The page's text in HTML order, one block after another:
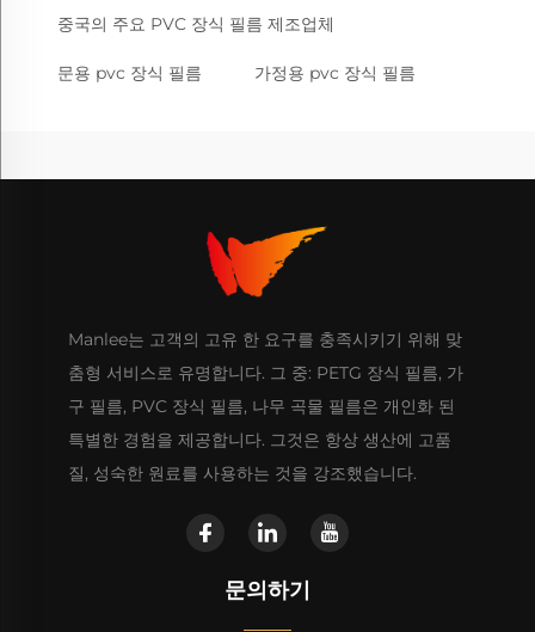
중국의 주요 PVC 장식 필름 제조업체
문용 pvc 장식 필름 가정용 pvc 장식 필름
Manlee는 고객의 고유 한 요구를 충족시키기 위해 맞
춤형 서비스로 유명합니다. 그 중: PETG 장식 필름, 가
구 필름, PVC 장식 필름, 나무 곡물 필름은 개인화 된
특별한 경험을 제공합니다. 그것은 항상 생산에 고품
질, 성숙한 원료를 사용하는 것을 강조했습니다.
문의하기